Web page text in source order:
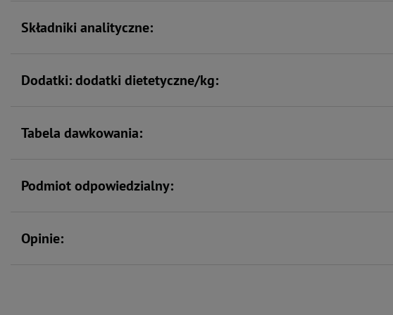
Składniki analityczne:
Dodatki: dodatki dietetyczne/kg:
Tabela dawkowania:
Podmiot odpowiedzialny:
Opinie: